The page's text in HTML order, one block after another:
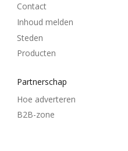
Contact
Inhoud melden
Steden
Producten
Partnerschap
Hoe adverteren
B2B-zone